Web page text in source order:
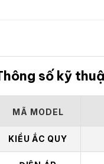
số kỹ
MÃ MODEL
KIỂU ẮC QUY